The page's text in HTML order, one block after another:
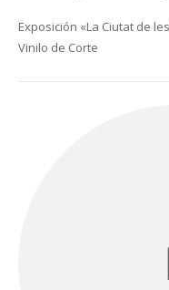
Exposición «La Ciutat de
Vinilo de Corte